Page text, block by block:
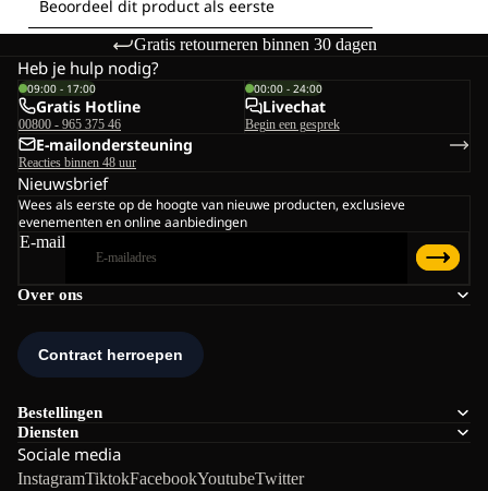
Gratis retourneren binnen 30 dagen
Over ons
Bestellingen
Diensten
Sociale media
InstagramTiktokFacebookYoutubeTwitter
Heb je hulp nodig?
09:00 - 17:00
Gratis Hotline
00800 - 965 375 46
00:00 - 24:00
Livechat
Begin een gesprek
E-mailondersteuning
Reacties binnen 48 uur
Nieuwsbrief
Wees als eerste op de hoogte van nieuwe producten, exclusieve
evenementen en online aanbiedingen
E-mail